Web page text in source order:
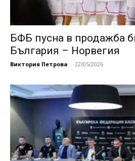
БФБ пусна в продажба
България – Норвегия
Виктория Петрова - 22/05/2026